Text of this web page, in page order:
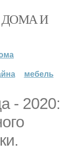
ДОМА И
мебель
- 2020: